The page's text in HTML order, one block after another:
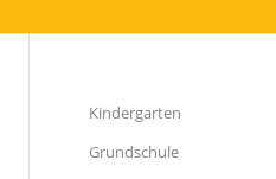
Kindergarten
Grundschule